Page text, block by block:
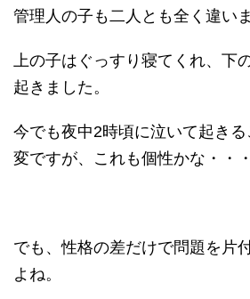
管理人の子も二人とも全く違いま
上の子はぐっすり寝てくれ、下
起きました。
今でも夜中2時頃に泣いて起き
変ですが、これも個性かな・・・
でも、性格の差だけで問題を片
よね。